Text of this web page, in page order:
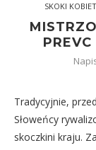
SKOKI KOBIET
Tradycyjnie,
Słoweńcy
skoczkini kraju.